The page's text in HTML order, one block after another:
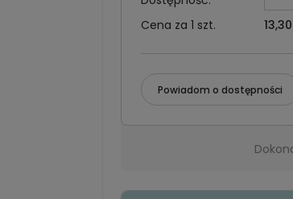
Cena za 1 szt.
13,30
Powiadom o dostępności